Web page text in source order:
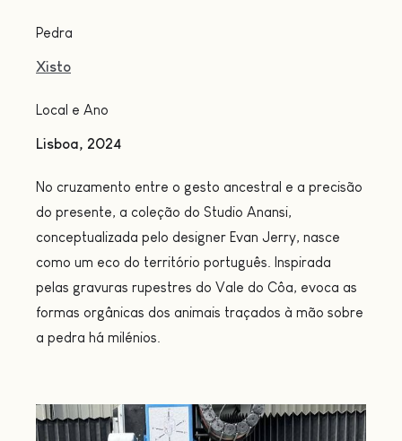
Pedra
Xisto
Local e Ano
Lisboa, 2024
No cruzamento entre o gesto ancestral e a precisão
do presente, a coleção do Studio Anansi,
conceptualizada pelo designer Evan Jerry, nasce
como um eco do território português. Inspirada
pelas gravuras rupestres do Vale do Côa, evoca as
formas orgânicas dos animais traçados à mão sobre
a pedra há milénios.